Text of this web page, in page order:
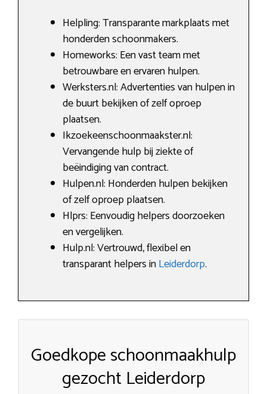
Helpling: Transparante markplaats met
honderden schoonmakers.
Homeworks: Een vast team met
betrouwbare en ervaren hulpen.
Werksters.nl: Advertenties van hulpen in
de buurt bekijken of zelf oproep
plaatsen.
Ikzoekeenschoonmaakster.nl:
Vervangende hulp bij ziekte of
beëindiging van contract.
Hulpen.nl: Honderden hulpen bekijken
of zelf oproep plaatsen.
Hlprs: Eenvoudig helpers doorzoeken
en vergelijken.
Hulp.nl: Vertrouwd, flexibel en
transparant helpers inLeiderdorp.
Goedkope schoonmaakhulp
gezocht Leiderdorp